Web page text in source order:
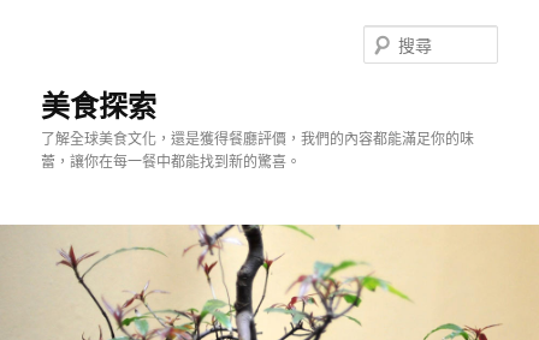
美食探索
了解全球美食文化，還是獲得餐廳評價，我們的內容都能滿足你的味
蕾，讓你在每一餐中都能找到新的驚喜。
尋